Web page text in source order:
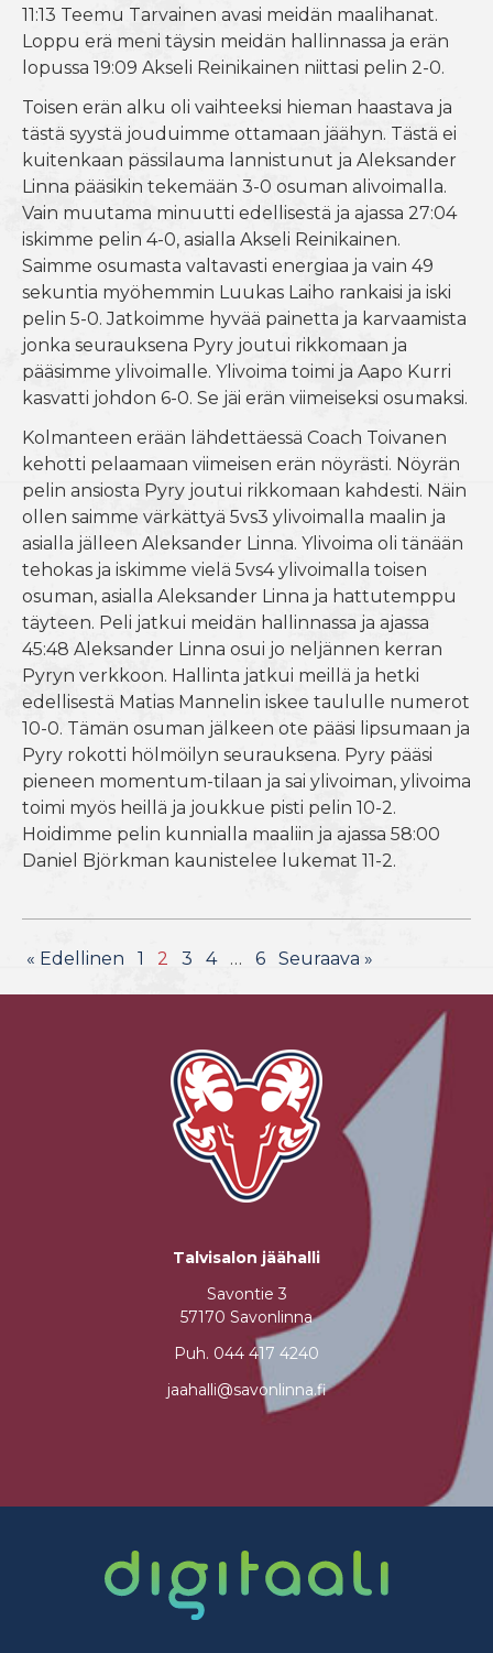
11:13 Teemu Tarvainen avasi meidän maalihanat.
Loppu erä meni täysin meidän hallinnassa ja erän
lopussa 19:09 Akseli Reinikainen niittasi pelin 2-0.
Toisen erän alku oli vaihteeksi hieman haastava ja
tästä syystä jouduimme ottamaan jäähyn. Tästä ei
kuitenkaan pässilauma lannistunut ja Aleksander
Linna pääsikin tekemään 3-0 osuman alivoimalla.
Vain muutama minuutti edellisestä ja ajassa 27:04
iskimme pelin 4-0, asialla Akseli Reinikainen.
Saimme osumasta valtavasti energiaa ja vain 49
sekuntia myöhemmin Luukas Laiho rankaisi ja iski
pelin 5-0. Jatkoimme hyvää painetta ja karvaamista
jonka seurauksena Pyry joutui rikkomaan ja
pääsimme ylivoimalle. Ylivoima toimi ja Aapo Kurri
kasvatti johdon 6-0. Se jäi erän viimeiseksi osumaksi.
Kolmanteen erään lähdettäessä Coach Toivanen
kehotti pelaamaan viimeisen erän nöyrästi. Nöyrän
pelin ansiosta Pyry joutui rikkomaan kahdesti. Näin
ollen saimme värkättyä 5vs3 ylivoimalla maalin ja
asialla jälleen Aleksander Linna. Ylivoima oli tänään
tehokas ja iskimme vielä 5vs4 ylivoimalla toisen
osuman, asialla Aleksander Linna ja hattutemppu
täyteen. Peli jatkui meidän hallinnassa ja ajassa
45:48 Aleksander Linna osui jo neljännen kerran
Pyryn verkkoon. Hallinta jatkui meillä ja hetki
edellisestä Matias Mannelin iskee taululle numerot
10-0. Tämän osuman jälkeen ote pääsi lipsumaan ja
Pyry rokotti hölmöilyn seurauksena. Pyry pääsi
pieneen momentum-tilaan ja sai ylivoiman, ylivoima
toimi myös heillä ja joukkue pisti pelin 10-2.
Hoidimme pelin kunnialla maaliin ja ajassa 58:00
Daniel Björkman kaunistelee lukemat 11-2.
« Edellinen 1 2 3 4 … 6 Seuraava »
Talvisalon jäähalli
Savontie 3
57170 Savonlinna
Puh. 044 417 4240
jaahalli@savonlinna.fi